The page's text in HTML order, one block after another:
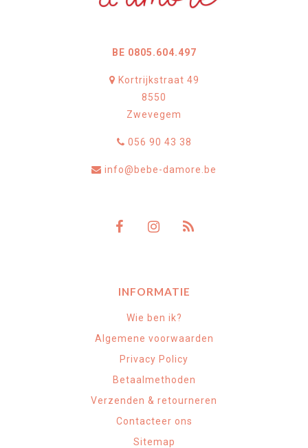
BE 0805.604.497
Kortrijkstraat 49
8550
Zwevegem
056 90 43 38
info@bebe-damore.be
INFORMATIE
Wie ben ik?
Algemene voorwaarden
Privacy Policy
Betaalmethoden
Verzenden & retourneren
Contacteer ons
Sitemap